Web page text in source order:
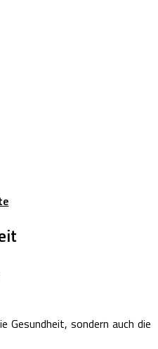
Gesundheit, sondern auch die